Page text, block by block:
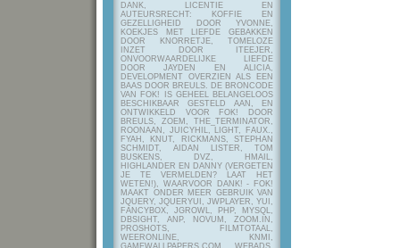
DANK, LICENTIE EN
AUTEURSRECHT: KOFFIE EN
GEZELLIGHEID DOOR YVONNE,
KOEKJES MET LIEFDE GEBAKKEN
DOOR KNORRETJE, TOMELOZE
INZET DOOR ITEEJER,
ONVOORWAARDELIJKE LIEFDE
DOOR JAYDEN EN ALICIA,
DEVELOPMENT OVERZIEN ALS EEN
BAAS DOOR BREULS. DE BRONCODE
VAN FOK! IS GEHEEL BELANGELOOS
BESCHIKBAAR GESTELD AAN, EN
ONTWIKKELD VOOR FOK! DOOR
BREULS, ZOEM, THE_TERMINATOR,
ROONAAN, JUICYHIL, LIGHT, FAUX.,
FYAH, KNUT, RICKMANS, STEPHAN
SCHMIDT, AIDAN LISTER, TOM
BUSKENS, DVZ, HMAIL,
HIGHLANDER EN DANNY (VERGETEN
JE TE VERMELDEN? LAAT HET
WETEN!), WAARVOOR DANK! - FOK!
MAAKT ONDER MEER GEBRUIK VAN
JQUERY, JQUERYUI, JWPLAYER, YUI,
FANCYBOX, JGROWL, PHP, MYSQL,
DBSIGHT, ANP, NOVUM, ZOOM.IN,
PROSHOTS, FILMTOTAAL,
WEERONLINE, KNMI,
GAMEWALLPAPERS.COM, WEBADS,